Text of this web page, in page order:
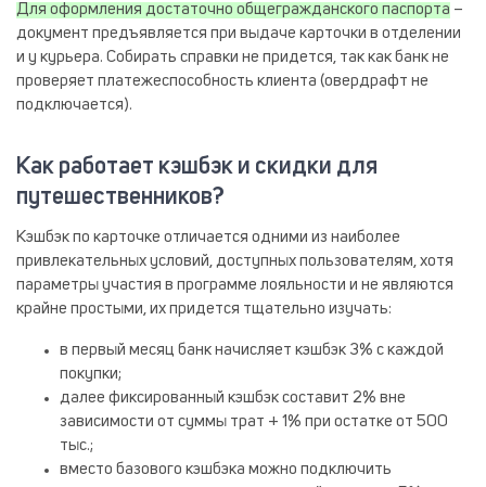
Для оформления достаточно общегражданского паспорта –
документ предъявляется при выдаче карточки в отделении
и у курьера. Собирать справки не придется, так как банк не
проверяет платежеспособность клиента (овердрафт не
подключается).
Как работает кэшбэк и скидки для
путешественников?
Кэшбэк по карточке отличается одними из наиболее
привлекательных условий, доступных пользователям, хотя
параметры участия в программе лояльности и не являются
крайне простыми, их придется тщательно изучать:
в первый месяц банк начисляет кэшбэк 3% с каждой
покупки;
далее фиксированный кэшбэк составит 2% вне
зависимости от суммы трат + 1% при остатке от 500
тыс.;
вместо базового кэшбэка можно подключить